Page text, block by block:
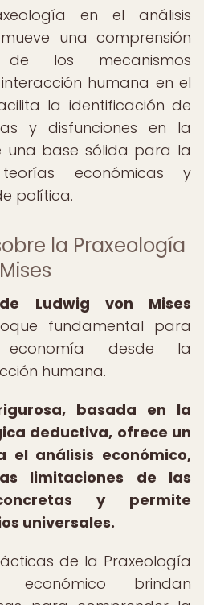
en el análisis
una comprensión
los mecanismos
humana en el
la identificación de
y disfunciones en la
una base sólida para la
económicas y
política.
la Praxeología
Ludwig von Mises
fundamental para
desde la
humana.
basada en la
deductiva, ofrece un
el análisis económico,
limitaciones de las
y permite
universales.
de la Praxeología
brindan